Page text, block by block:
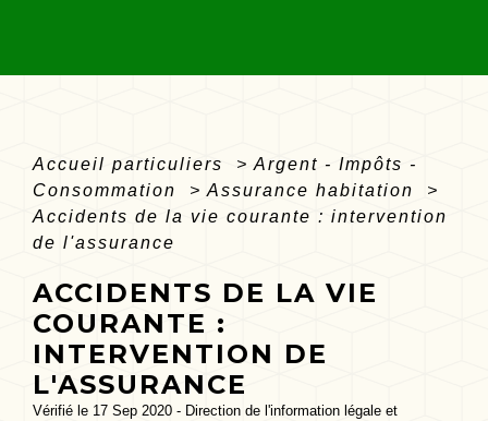
Accueil particuliers > Argent - Impôts -
Consommation
> Assurance habitation
>
Accidents de la vie courante : intervention
de l'assurance
ACCIDENTS DE LA VIE
COURANTE :
INTERVENTION DE
L'ASSURANCE
Vérifié le 17 Sep 2020 - Direction de l'information légale et